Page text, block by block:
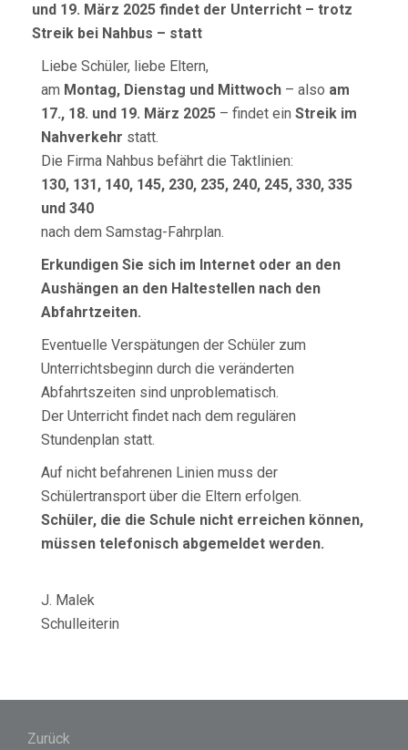
und 19. März 2025 findet der Unterricht – trotz
Streik bei Nahbus – statt
Liebe Schüler, liebe Eltern,
am Montag, Dienstag und Mittwoch – also am
17., 18. und 19. März 2025 – findet ein Streik im
Nahverkehr statt.
Die Firma Nahbus befährt die Taktlinien:
130, 131, 140, 145, 230, 235, 240, 245, 330, 335
und 340
nach dem Samstag-Fahrplan.
Erkundigen Sie sich im Internet oder an den
Aushängen an den Haltestellen nach den
Abfahrtzeiten.
Eventuelle Verspätungen der Schüler zum
Unterrichtsbeginn durch die veränderten
Abfahrtszeiten sind unproblematisch.
Der Unterricht findet nach dem regulären
Stundenplan statt.
Auf nicht befahrenen Linien muss der
Schülertransport über die Eltern erfolgen.
Schüler, die die Schule nicht erreichen können,
müssen telefonisch abgemeldet werden.
J. Malek
Schulleiterin
Zurück